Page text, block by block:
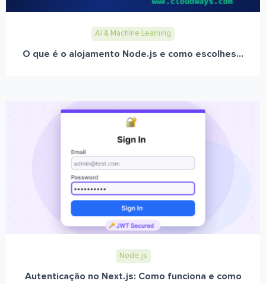
AI & Machine Learning
O que é o alojamento Node.js e como escolhes...
Node.js
Autenticação no Next.js: Como funciona e como